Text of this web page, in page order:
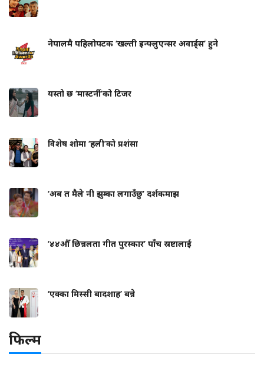
नेपालमै पहिलोपटक ‘खल्ती इन्फ्लुएन्सर अवार्ड्स’ हुने
यस्तो छ ‘मास्टर्नी’को टिजर
विशेष शोमा ‘हली’को प्रशंसा
‘अब त मैले नी झुम्का लगाउँछु’ दर्शकमाझ
‘४४औँ छिन्नलता गीत पुरस्कार’ पाँच स्रष्टालाई
‘एक्का मिस्सी बादशाह’ बन्ने
फिल्म